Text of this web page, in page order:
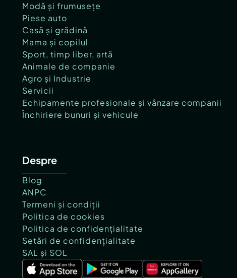
Modă și frumusețe
Piese auto
Casă și grădină
Mama și copilul
Sport, timp liber, artă
Animale de companie
Agro și Industrie
Servicii
Echipamente profesionale și vânzare companii
Închiriere bunuri și vehicule
Despre
Blog
ANPC
Termeni și condiții
Politica de cookies
Politica de confidențialitate
Setări de confidențialitate
SAL și SOL